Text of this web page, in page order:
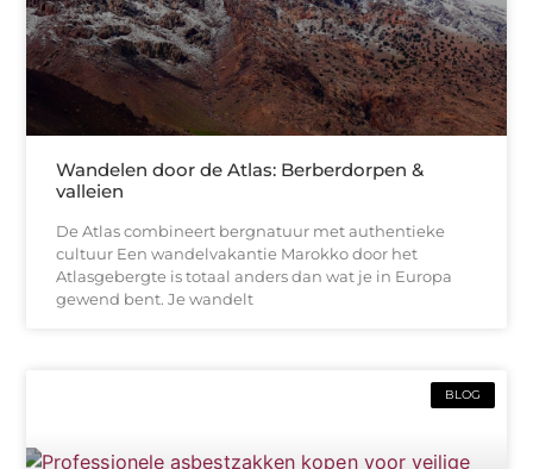
Wandelen door de Atlas: Berberdorpen &
valleien
De Atlas combineert bergnatuur met authentieke
cultuur Een wandelvakantie Marokko door het
Atlasgebergte is totaal anders dan wat je in Europa
gewend bent. Je wandelt
BLOG